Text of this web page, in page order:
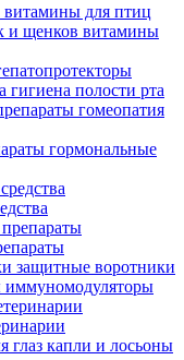
витамины для птиц
витамины
гигиена полости рта
гомеопатия
гормональные
защитные воротники
иммуномодуляторы
капли и лосьоны